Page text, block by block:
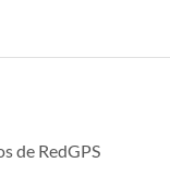
de RedGPS